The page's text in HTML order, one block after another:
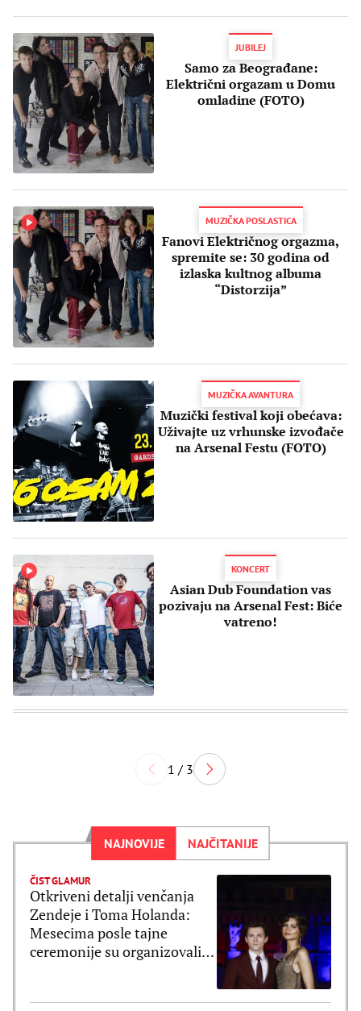
JUBILEJ
Samo za Beograđane:
Električni orgazam u Domu
omladine (FOTO)
MUZIČKA POSLASTICA
Fanovi Električnog orgazma,
spremite se: 30 godina od
izlaska kultnog albuma
“Distorzija”
MUZIČKA AVANTURA
Muzički festival koji obećava:
Uživajte uz vrhunske izvođače
na Arsenal Festu (FOTO)
KONCERT
Asian Dub Foundation vas
pozivaju na Arsenal Fest: Biće
vatreno!
1 / 3
NAJNOVIJE NAJČITANIJE
ČIST GLAMUR
Otkriveni detalji venčanja
Zendeje i Toma Holanda:
Mesecima posle tajne
ceremonije su organizovali